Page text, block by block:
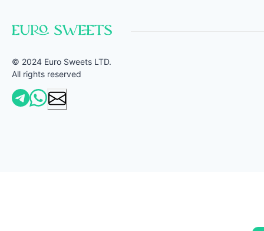
© 2024 Euro Sweets LTD.
All rights reserved